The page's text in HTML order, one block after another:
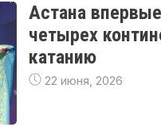
Астана
четырех
катанию
22 июня, 2026